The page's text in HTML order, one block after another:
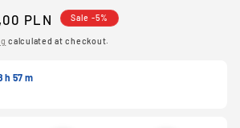
PLN Sale -5%
calculated at checkout.
h 57 m